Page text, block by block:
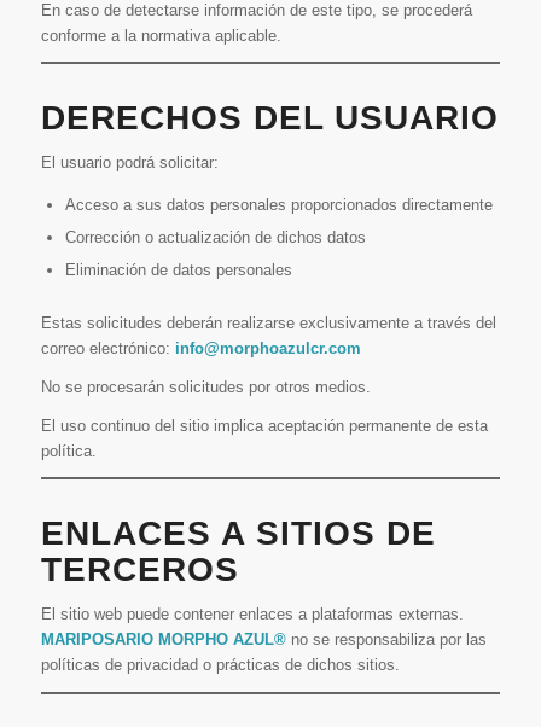
En caso de detectarse información de este tipo, se procederá
conforme a la normativa aplicable.
DERECHOS DEL USUARIO
El usuario podrá solicitar:
Acceso a sus datos personales proporcionados directamente
Corrección o actualización de dichos datos
Eliminación de datos personales
Estas solicitudes deberán realizarse exclusivamente a través del
correo electrónico: info@morphoazulcr.com
No se procesarán solicitudes por otros medios.
El uso continuo del sitio implica aceptación permanente de esta
política.
ENLACES A SITIOS DE
TERCEROS
El sitio web puede contener enlaces a plataformas externas.
MARIPOSARIO MORPHO AZUL®no se responsabiliza por las
políticas de privacidad o prácticas de dichos sitios.